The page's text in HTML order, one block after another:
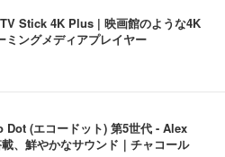
Stick 4K Plus | 映画館のような4K
ミングメディアプレイヤー
(エコードット) 第5世代 - Alex
、鮮やかなサウンド｜チャコール